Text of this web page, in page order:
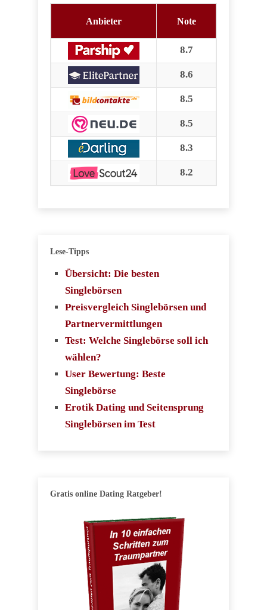
Anbieter Note
8.7
8.6
8.5
8.5
8.3
8.2
Lese-Tipps
Übersicht: Die besten
Singlebörsen
Preisvergleich Singlebörsen und
Partnervermittlungen
Test: Welche Singlebörse soll ich
wählen?
User Bewertung: Beste
Singlebörse
Erotik Dating und Seitensprung
Singlebörsen im Test
Gratis online Dating Ratgeber!